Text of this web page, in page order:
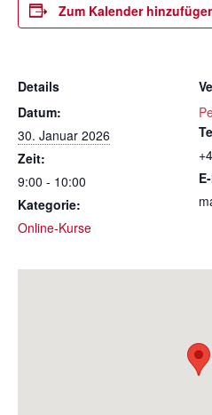
Zum Kalender
Details
Datum:
30. Januar 2026
Zeit:
9:00 - 10:00
Kategorie:
Online-Kurse